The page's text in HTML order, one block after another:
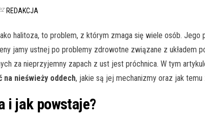
REDAKCJA
halitoza, to problem, z którym zmaga się wiele osób. Jego
jamy ustnej po problemy zdrowotne związane z układem
za nieprzyjemny zapach z ust jest próchnica. W tym
na nieświeży oddech, jakie są jej mechanizmy oraz jak temu
i jak powstaje?